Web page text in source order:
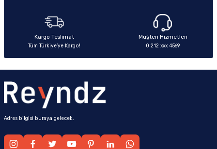
Kargo Teslimat
Tüm Türkiye’ye Kargo!
Müşteri Hizmetleri
0 212 xxx 4569
Adres bilgisi buraya gelecek.